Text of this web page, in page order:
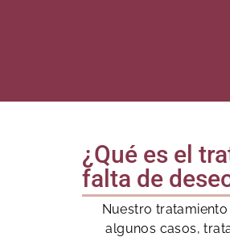
¿Qué es el
falta de
Nuestro
algunos casos,